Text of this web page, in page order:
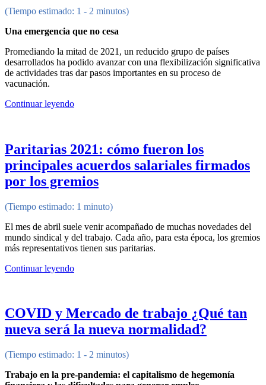
(Tiempo estimado: 1 - 2 minutos)
Una emergencia que no cesa
Promediando la mitad de 2021, un reducido grupo de países
desarrollados ha podido avanzar con una flexibilización significativa
de actividades tras dar pasos importantes en su proceso de
vacunación.
Continuar leyendo
Paritarias 2021: cómo fueron los
principales acuerdos salariales firmados
por los gremios
(Tiempo estimado: 1 minuto)
El mes de abril suele venir acompañado de muchas novedades del
mundo sindical y del trabajo. Cada año, para esta época, los gremios
más representativos tienen sus paritarias.
Continuar leyendo
COVID y Mercado de trabajo ¿Qué tan
nueva será la nueva normalidad?
(Tiempo estimado: 1 - 2 minutos)
Trabajo en la pre-pandemia: el capitalismo de hegemonía